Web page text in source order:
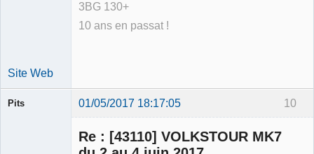
3BG 130+
10 ans en passat !
Site Web
10
Pits 01/05/2017 18:17:05
Re : [43110] VOLKSTOUR MK7